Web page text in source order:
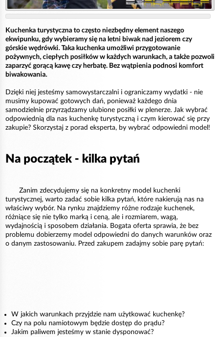
Kuchenka turystyczna to często niezbędny element naszego
ekwipunku, gdy wybieramy się na letni biwak nad jeziorem czy
górskie wędrówki. Taka kuchenka umożliwi przygotowanie
pożywnych, ciepłych posiłków w każdych warunkach, a także pozwoli
zaparzyć gorącą kawę czy herbatę. Bez wątpienia podnosi komfort
biwakowania.
Dzięki niej jesteśmy samowystarczalni i ograniczamy wydatki - nie
musimy kupować gotowych dań, ponieważ każdego dnia
samodzielnie przyrządzamy ulubione posiłki w plenerze. Jak wybrać
odpowiednią dla nas kuchenkę turystyczną i czym kierować się przy
zakupie? Skorzystaj z porad eksperta, by wybrać odpowiedni model!
Na początek - kilka pytań
Zanim zdecydujemy się na konkretny model kuchenki
turystycznej, warto zadać sobie kilka pytań, które nakierują nas na
właściwy wybór. Na rynku znajdziemy różne rodzaje kuchenek,
różniące się nie tylko marką i ceną, ale i rozmiarem, wagą,
wydajnością i sposobem działania. Bogata oferta sprawia, że bez
problemu dobierzemy model odpowiedni do danych warunków oraz
o danym zastosowaniu. Przed zakupem zadajmy sobie parę pytań:
W jakich warunkach przyjdzie nam użytkować kuchenkę?
Czy na polu namiotowym będzie dostęp do prądu?
Jakim paliwem jesteśmy w stanie dysponować?